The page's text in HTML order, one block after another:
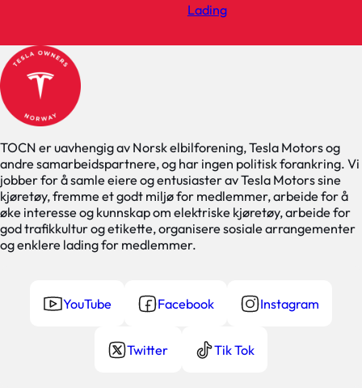
TOCN er uavhengig av Norsk elbilforening, Tesla Motors og
andre samarbeidspartnere, og har ingen politisk forankring. Vi
jobber for å samle eiere og entusiaster av Tesla Motors sine
kjøretøy, fremme et godt miljø for medlemmer, arbeide for å
øke interesse og kunnskap om elektriske kjøretøy, arbeide for
god trafikkultur og etikette, organisere sosiale arrangementer
og enklere lading for medlemmer.
YouTube Facebook Instagram
Twitter Tik Tok
Lading